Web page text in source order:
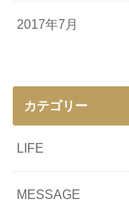
2017年7月
カテゴリー
LIFE
MESSAGE